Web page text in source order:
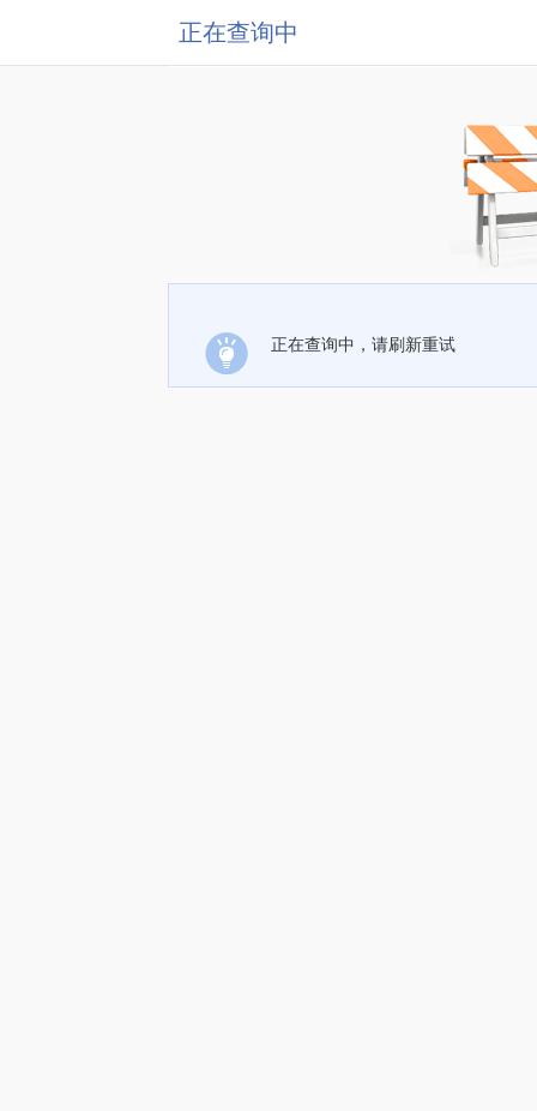
正在查询中
正在查询中，请刷新重试